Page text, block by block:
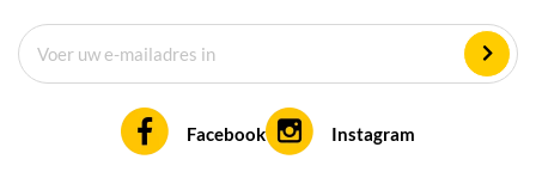
Facebook Instagram